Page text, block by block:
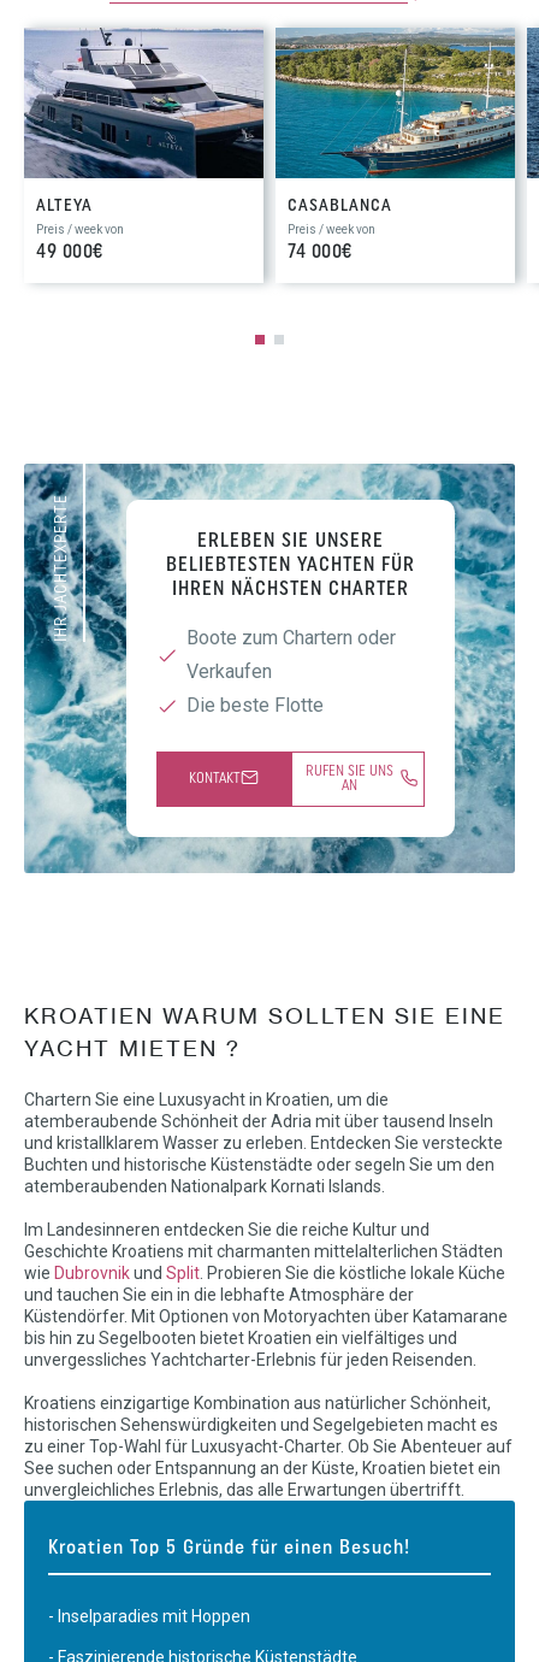
ALTEYA
Preis / week von
49 000€
CASABLANCA
Preis / week von
74 000€
IHR JACHTEXPERTE
ERLEBEN SIE UNSERE
BELIEBTESTEN YACHTEN FÜR
IHREN NÄCHSTEN CHARTER
Boote zum Chartern oder
Verkaufen
Die beste Flotte
KONTAKT
RUFEN SIE UNS
AN
KROATIEN WARUM SOLLTEN SIE EINE
YACHT MIETEN ?
Chartern Sie eine Luxusyacht in Kroatien, um die
atemberaubende Schönheit der Adria mit über tausend Inseln
und kristallklarem Wasser zu erleben. Entdecken Sie versteckte
Buchten und historische Küstenstädte oder segeln Sie um den
atemberaubenden Nationalpark Kornati Islands.
Im Landesinneren entdecken Sie die reiche Kultur und
Geschichte Kroatiens mit charmanten mittelalterlichen Städten
wie Dubrovnikund Split . Probieren Sie die köstliche lokale Küche
und tauchen Sie ein in die lebhafte Atmosphäre der
Küstendörfer. Mit Optionen von Motoryachten über Katamarane
bis hin zu Segelbooten bietet Kroatien ein vielfältiges und
unvergessliches Yachtcharter-Erlebnis für jeden Reisenden.
Kroatiens einzigartige Kombination aus natürlicher Schönheit,
historischen Sehenswürdigkeiten und Segelgebieten macht es
zu einer Top-Wahl für Luxusyacht-Charter. Ob Sie Abenteuer auf
See suchen oder Entspannung an der Küste, Kroatien bietet ein
unvergleichliches Erlebnis, das alle Erwartungen übertrifft.
Kroatien Top 5 Gründe für einen Besuch!
- Inselparadies mit Hoppen
- Faszinierende historische Küstenstädte